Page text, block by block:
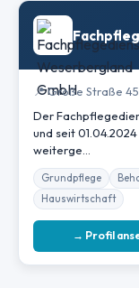
📍 Große Straße
Der
und seit
weiterge…
Grundpflege
Hauswirtschaft
→ Profil